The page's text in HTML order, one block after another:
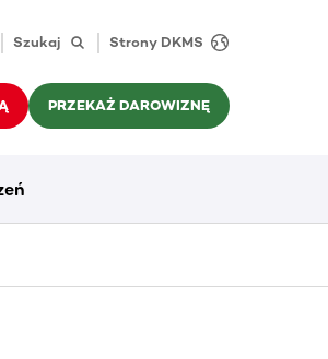
Szukaj Strony DKMS
PRZEKAŻ DAROWIZNĘ